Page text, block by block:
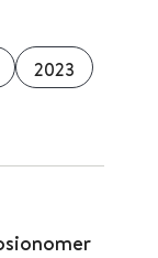
2023